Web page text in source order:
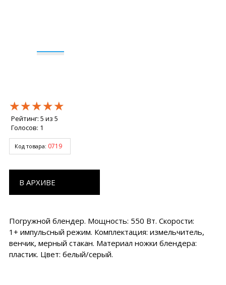
★★★★★
★★★★★
★★★★★
Рейтинг: 5 из 5
Голосов: 1
Код товара: 0719
В АРХИВЕ
Погружной блендер. Мощность: 550 Вт. Скорости:
1+ импульсный режим. Комплектация: измельчитель,
венчик, мерный стакан. Материал ножки блендера:
пластик. Цвет: белый/серый.